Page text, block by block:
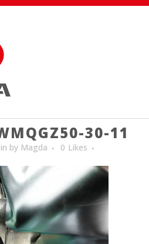
30-11
in by Magda 0 Likes